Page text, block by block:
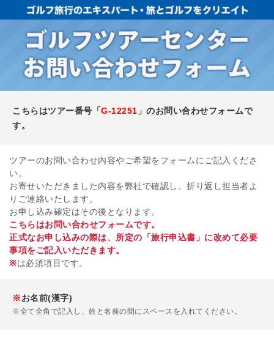
こちらはツアー番号「G-12251 」のお問い合わせフォームで
す。
ツアーのお問い合わせ内容やご希望をフォームにご記入くださ
い。
お寄せいただきました内容を弊社で確認し、折り返し担当者よ
りご連絡いたします。
お申し込み確定はその後となります。
こちらはお問い合わせフォームです。
正式なお申し込みの際は、所定の「旅行申込書」に改めて必要
事項をご記入いただきます。
※は必須項目です。
※お名前(漢字)
※全て全角で記入し、姓と名前の間にスペースを入れてください。